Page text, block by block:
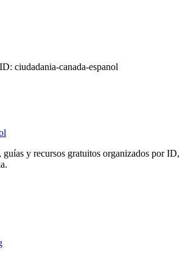
ID: ciudadania-canada-espanol
guías y recursos gratuitos organizados por ID,